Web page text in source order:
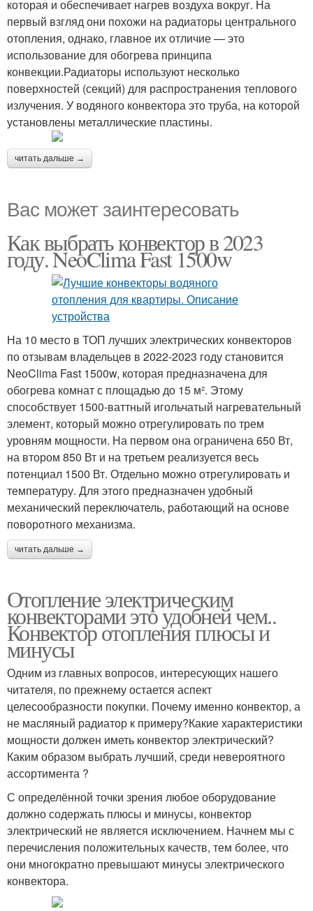
которая и обеспечивает нагрев воздуха вокруг. На
первый взгляд они похожи на радиаторы центрального
отопления, однако, главное их отличие — это
использование для обогрева принципа
конвекции.Радиаторы используют несколько
поверхностей (секций) для распространения теплового
излучения. У водяного конвектора это труба, на которой
установлены металлические пластины.
читать дальше →
Вас может заинтересовать
Как выбрать конвектор в 2023
году. NeoClima Fast 1500w
На 10 место в ТОП лучших электрических конвекторов
по отзывам владельцев в 2022-2023 году становится
NeoClima Fast 1500w, которая предназначена для
обогрева комнат с площадью до 15 м². Этому
способствует 1500-ваттный игольчатый нагревательный
элемент, который можно отрегулировать по трем
уровням мощности. На первом она ограничена 650 Вт,
на втором 850 Вт и на третьем реализуется весь
потенциал 1500 Вт. Отдельно можно отрегулировать и
температуру. Для этого предназначен удобный
механический переключатель, работающий на основе
поворотного механизма.
читать дальше →
Отопление электрическим
конвекторами это удобней чем..
Конвектор отопления плюсы и
минусы
Одним из главных вопросов, интересующих нашего
читателя, по прежнему остается аспект
целесообразности покупки. Почему именно конвектор, а
не масляный радиатор к примеру?Какие характеристики
мощности должен иметь конвектор электрический?
Каким образом выбрать лучший, среди невероятного
ассортимента ?
С определённой точки зрения любое оборудование
должно содержать плюсы и минусы, конвектор
электрический не является исключением. Начнем мы с
перечисления положительных качеств, тем более, что
они многократно превышают минусы электрического
конвектора.